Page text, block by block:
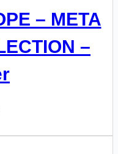
– META
–